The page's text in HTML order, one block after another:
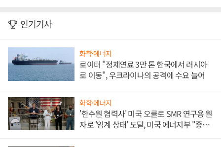
인기기사
화학·에너지
로이터 "정제연료 3만 톤 한국에서 러시아
로 이동", 우크라이나의 공격에 수요 늘어
화학·에너지
'한수원 협력사' 미국 오클로 SMR 연구용 원
자로 '임계 상태' 도달, 미국 에너지부 "중요